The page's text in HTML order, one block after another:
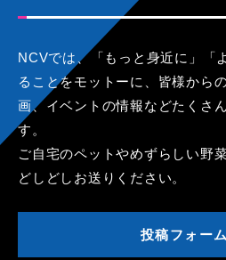
NCVでは、「もっと身近に」「
ることをモットーに、皆様から
画、イベントの情報などたくさ
す。
ご自宅のペットやめずらしい野
どしどしお送りください。
投稿フォー